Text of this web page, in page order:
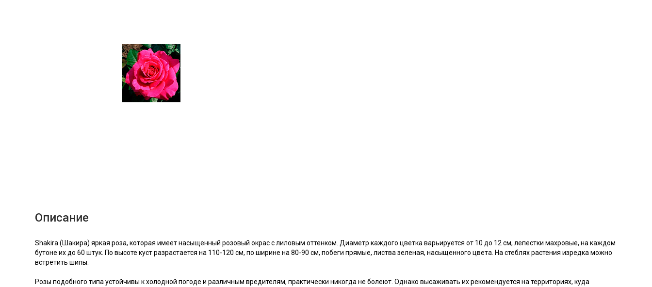
Описание
Shakira (Шакира) яркая роза, которая имеет насыщенный розовый окрас с лиловым оттенком. Диаметр каждого цветка варьируется от 10 до 12 см, лепестки махровые, на каждом
бутоне их до 60 штук. По высоте куст разрастается на 110-120 см, по ширине на 80-90 см, побеги прямые, листва зеленая, насыщенного цвета. На стеблях растения изредка можно
встретить шипы.
Розы подобного типа устойчивы к холодной погоде и различным вредителям, практически никогда не болеют. Однако высаживать их рекомендуется на территориях, куда